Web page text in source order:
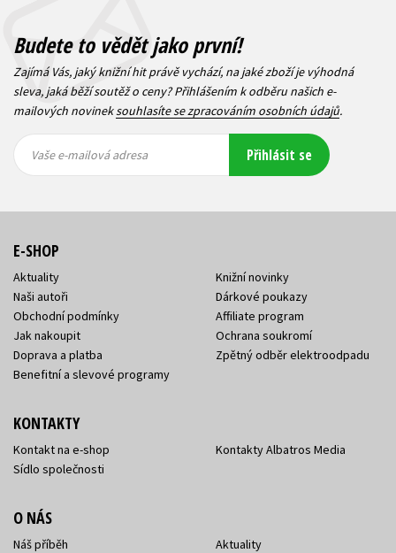
Budete to vědět jako první!
Zajímá Vás, jaký knižní hit právě vychází, na jaké zboží je výhodná
sleva, jaká běží soutěž o ceny? Přihlášením k odběru našich e-
mailových novineksouhlasíte se zpracováním osobních údajů.
mailová
mailová
Vaše e-mailová adresa Přihlásit se
E-SHOP
Aktuality
Naši autoři
Obchodní podmínky
Jak nakoupit
Doprava a platba
Benefitní a slevové programy
Knižní novinky
Dárkové poukazy
Affiliate program
Ochrana soukromí
Zpětný odběr elektroodpadu
KONTAKTY
Kontakt na e-shop
Sídlo společnosti
Kontakty Albatros Media
O NÁS
Náš příběh
Aktuality